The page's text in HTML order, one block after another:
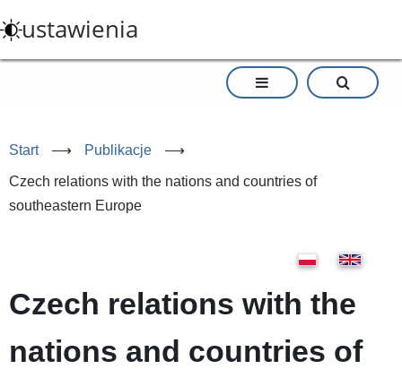
do
treści
ustawienia
Start ⟶ Publikacje ⟶
Czech relations with the nations and countries of
southeastern Europe
Czech relations with the
nations and countries of